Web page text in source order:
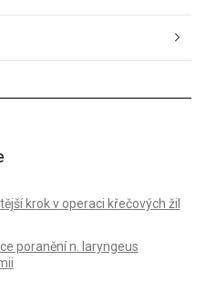
krok v operaci křečových žil
poranění n. laryngeus